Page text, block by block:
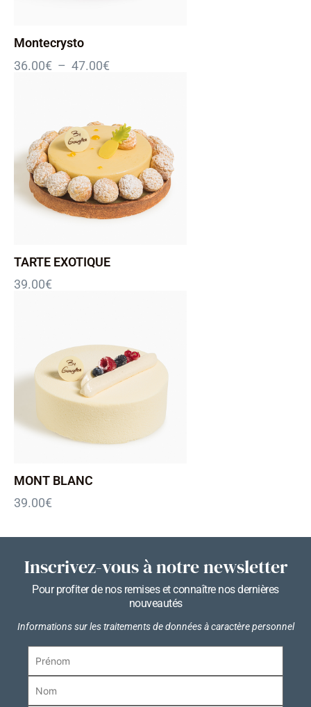
Montecrysto
36.00€ – 47.00€
TARTE EXOTIQUE
39.00€
MONT BLANC
39.00€
Inscrivez-vous à notre newsletter
Pour profiter de nos remises et connaître nos dernières
nouveautés
Informations sur les traitements de données à caractère personnel